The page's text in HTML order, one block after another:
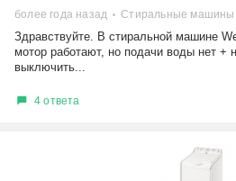
более года назад Стиральные машины
Здравствуйте. В стиральной машине
мотор работают, но подачи воды нет +
выключить...
4 ответа